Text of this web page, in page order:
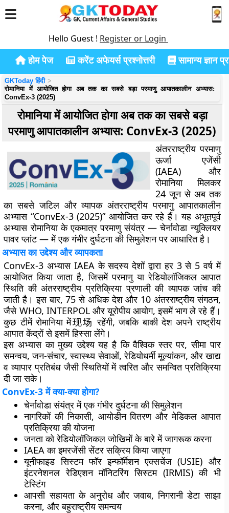
Hello Guest ! Register or Login
होम पेज करेंट अफेयर्स प्रश्नोत्तरी सामान्य ज्ञान
GKToday हिंदी
रोमानिया में आयोजित होगा अब तक का सबसे बड़ा परमाणु आपातकालीन अभ्यास:
ConvEx-3 (2025)
रोमानिया में आयोजित होगा अब तक का सबसे बड़ा
परमाणु आपातकालीन अभ्यास: ConvEx-3 (2025)
अंतरराष्ट्रीय परमाणु
ऊर्जा एजेंसी
(IAEA) और
रोमानिया मिलकर
24 जून से अब तक
का सबसे जटिल और व्यापक अंतरराष्ट्रीय परमाणु आपातकालीन
अभ्यास “ConvEx-3 (2025)” आयोजित कर रहे हैं। यह अभूतपूर्व
अभ्यास रोमानिया के एकमात्र परमाणु संयंत्र — चेर्नावोडा न्यूक्लियर
पावर प्लांट — में एक गंभीर दुर्घटना की सिमुलेशन पर आधारित है।
अभ्यास का उद्देश्य और व्यापकता
ConvEx-3 अभ्यास IAEA के सदस्य देशों द्वारा हर 3 से 5 वर्ष में
आयोजित किया जाता है, जिसमें परमाणु या रेडियोलॉजिकल आपात
स्थिति की अंतरराष्ट्रीय प्रतिक्रिया प्रणाली की व्यापक जांच की
जाती है। इस बार, 75 से अधिक देश और 10 अंतरराष्ट्रीय संगठन,
जैसे WHO, INTERPOL और यूरोपीय आयोग, इसमें भाग ले रहे हैं।
कुछ टीमें रोमानिया में现场 रहेंगी, जबकि बाकी देश अपने राष्ट्रीय
आपात केंद्रों से इसमें हिस्सा लेंगे।
इस अभ्यास का मुख्य उद्देश्य यह है कि वैश्विक स्तर पर, सीमा पार
समन्वय, जन-संचार, स्वास्थ्य सेवाओं, रेडियोधर्मी मूल्यांकन, और खाद्य
व व्यापार प्रतिबंध जैसी स्थितियों में त्वरित और समन्वित प्रतिक्रिया
दी जा सके।
ConvEx-3 में क्या-क्या होगा?
चेर्नावोडा संयंत्र में एक गंभीर दुर्घटना की सिमुलेशन
नागरिकों की निकासी, आयोडीन वितरण और मेडिकल आपात
प्रतिक्रिया की योजना
जनता को रेडियोलॉजिकल जोखिमों के बारे में जागरूक करना
IAEA का इमरजेंसी सेंटर सक्रिय किया जाएगा
यूनीफाइड सिस्टम फॉर इन्फॉर्मेशन एक्सचेंज (USIE) और
इंटरनेशनल रेडिएशन मॉनिटरिंग सिस्टम (IRMIS) की भी
टेस्टिंग
आपसी सहायता के अनुरोध और जवाब, निगरानी डेटा साझा
करना, और बहुराष्ट्रीय समन्वय